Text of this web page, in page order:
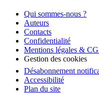
Qui sommes-nous ?
Auteurs
Contacts
Confidentialité
Mentions légales &
Gestion des cookies
Désabonnement
Accessibilité
Plan du site